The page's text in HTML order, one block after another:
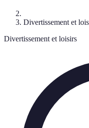
Divertissement et
Divertissement et loisirs